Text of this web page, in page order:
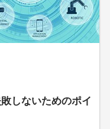
しないためのポイ